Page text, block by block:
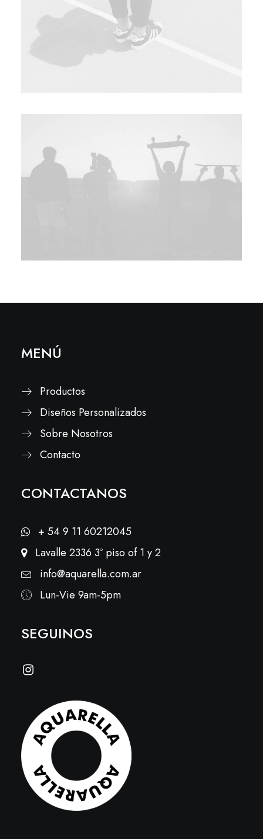
MENÚ
Productos
Diseños Personalizados
Sobre Nosotros
Contacto
CONTACTANOS
+ 54 9 11 60212045
Lavalle 2336 3º piso of 1 y 2
info@aquarella.com.ar
Lun-Vie 9am-5pm
SEGUINOS